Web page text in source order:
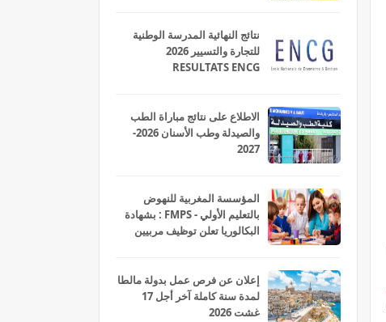
نتائج النهائية المدرسة الوطنية
للتجارة والتسيير 2026
RESULTATS ENCG
الاطلاع على نتائج مباراة الطب
والصيدلة وطب الأسنان 2026-
2027
المؤسسة المغربية للنهوض
بالتعليم الأولي - FMPS : بشهادة
البكالوريا تعلن توظيف مربيين
إعلان عن فرص عمل بدولة مالطا
لمدة سنة كاملة آخر أجل 17
غشت 2026